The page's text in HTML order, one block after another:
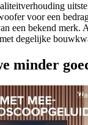
voor een
een bekend merk.
degelijke
minder